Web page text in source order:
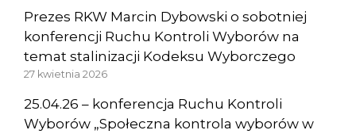
Prezes RKW Marcin Dybowski o sobotniej
konferencji Ruchu Kontroli Wyborów na
temat stalinizacji Kodeksu Wyborczego
27 kwietnia 2026
25.04.26 – konferencja Ruchu Kontroli
Wyborów „Społeczna kontrola wyborów w